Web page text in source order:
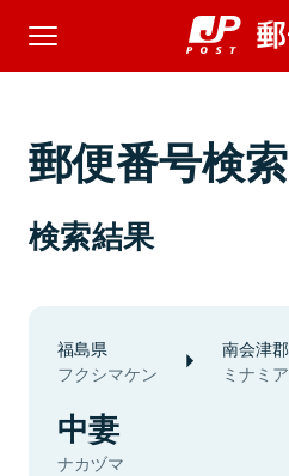
郵便番号検索
検索結果
福島県
フクシマケン
南会津
ミナミ
中妻
ナカヅマ